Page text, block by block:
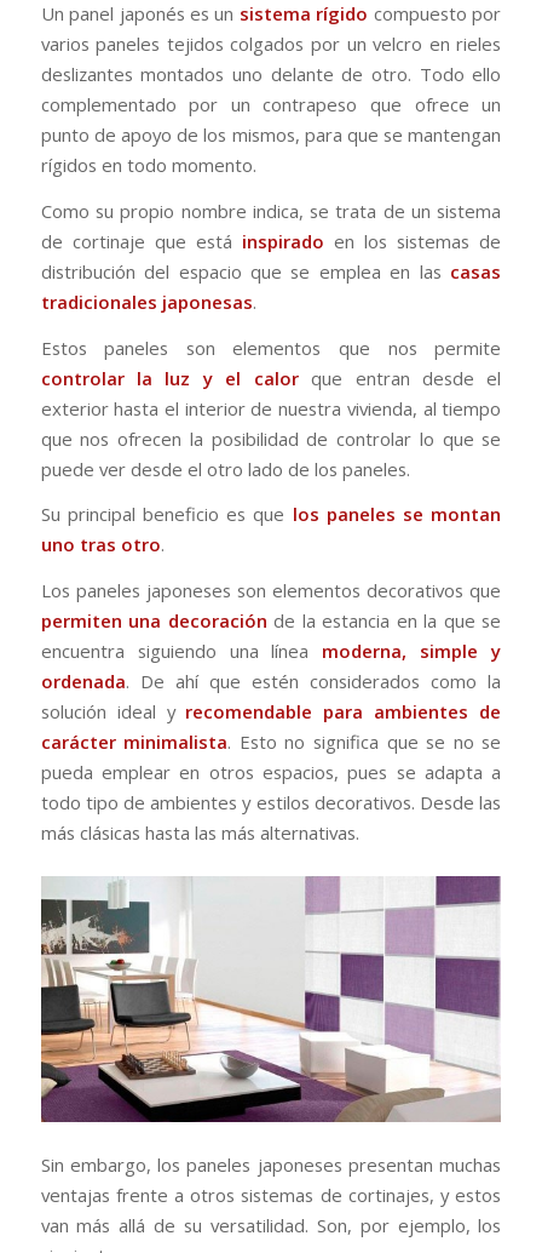
Un panel japonés es un sistema rígido compuesto por
varios paneles tejidos colgados por un velcro en rieles
deslizantes montados uno delante de otro. Todo ello
complementado por un contrapeso que ofrece un
punto de apoyo de los mismos, para que se mantengan
rígidos en todo momento.
Como su propio nombre indica, se trata de un sistema
de cortinaje que está inspirado en los sistemas de
distribución del espacio que se emplea en las casas
tradicionales japonesas.
Estos paneles son elementos que nos permite
controlar la luz y el calorque entran desde el
exterior hasta el interior de nuestra vivienda, al tiempo
que nos ofrecen la posibilidad de controlar lo que se
puede ver desde el otro lado de los paneles.
Su principal beneficio es que los paneles se montan
uno tras otro.
Los paneles japoneses son elementos decorativos que
permiten una decoración de la estancia en la que se
encuentra siguiendo una línea moderna, simple y
ordenada. De ahí que estén considerados como la
solución ideal yrecomendable para ambientes de
carácter minimalista. Esto no significa que se no se
pueda emplear en otros espacios, pues se adapta a
todo tipo de ambientes y estilos decorativos. Desde las
más clásicas hasta las más alternativas.
Sin embargo, los paneles japoneses presentan muchas
ventajas frente a otros sistemas de cortinajes, y estos
van más allá de su versatilidad. Son, por ejemplo, los